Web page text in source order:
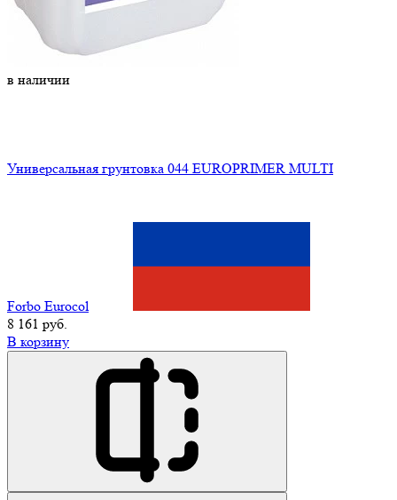
в наличии
Универсальная грунтовка 044 EUROPRIMER MULTI
Forbo Eurocol
8 161 руб.
В корзину